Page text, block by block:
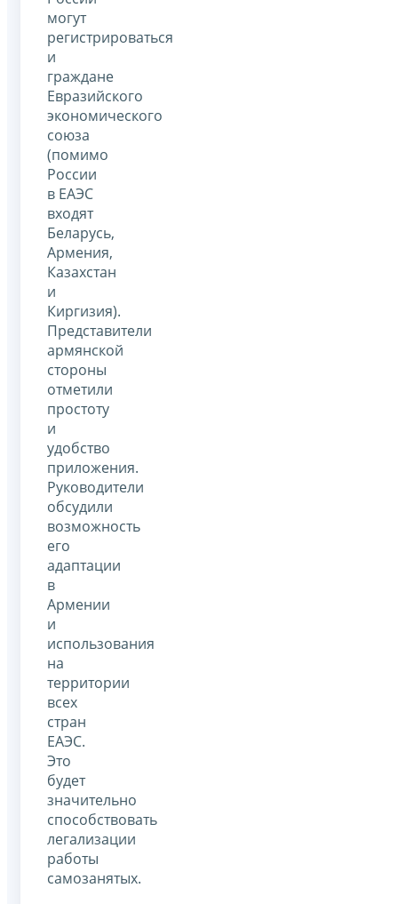
могут
регистрироваться
и
граждане
Евразийского
экономического
союза
(помимо
России
в ЕАЭС
входят
Беларусь,
Армения,
Казахстан
и
Киргизия).
Представители
армянской
стороны
отметили
простоту
и
удобство
приложения.
Руководители
обсудили
возможность
его
адаптации
в
Армении
и
использования
на
территории
всех
стран
ЕАЭС.
Это
будет
значительно
способствовать
легализации
работы
самозанятых.